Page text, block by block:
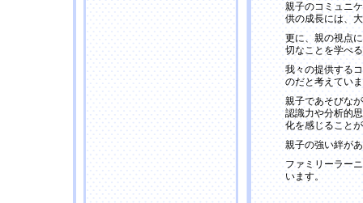
親子のコミュニ
供の成長には、
更に、親の視点
切なことを学べ
我々の提供する
のだと考えてい
親子であそびな
認識力や分析的
化を感じること
親子の強い絆が
ファミリーラー
います。